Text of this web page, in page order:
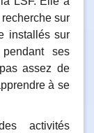
sur
installés sur
ses
assez de
à se
activités